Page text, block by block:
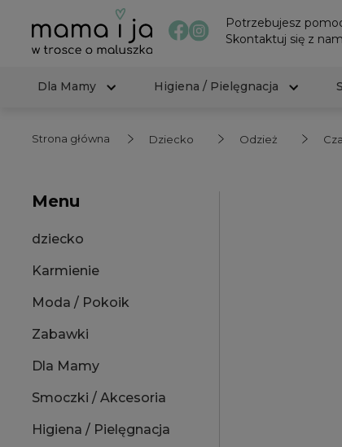
Potrzebujesz
Skontaktuj się z
Dla Mamy
Higiena / Pielęgnacja
Strona główna Dziecko Odzież
Menu
dziecko
Karmienie
Moda / Pokoik
Zabawki
Dla Mamy
Smoczki / Akcesoria
Higiena / Pielęgnacja